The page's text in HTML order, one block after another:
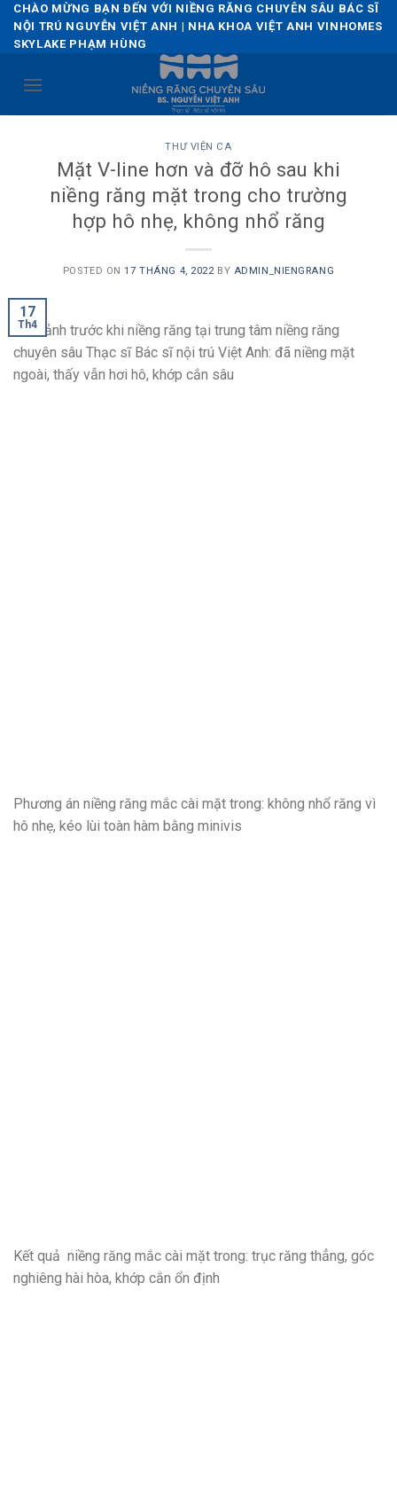
Skip
content
CHÀO MỪNG BẠN ĐẾN VỚI NIỀNG RĂNG CHUYÊN SÂU BÁC SĨ
NỘI TRÚ NGUYỄN VIỆT ANH | NHA KHOA VIỆT ANH VINHOMES
SKYLAKE PHẠM HÙNG
THƯ VIỆN CA
Mặt V-line hơn và đỡ hô sau khi
niềng răng mặt trong cho trường
hợp hô nhẹ, không nhổ răng
POSTED ON17 THÁNG 4, 2022 BY ADMIN_NIENGRANG
17
Th4
Hình ảnh trước khi niềng răng tại trung tâm niềng răng
chuyên sâu Thạc sĩ Bác sĩ nội trú Việt Anh: đã niềng mặt
ngoài, thấy vẫn hơi hô, khớp cắn sâu
Phương án niềng răng mắc cài mặt trong: không nhổ răng vì
hô nhẹ, kéo lùi toàn hàm bằng minivis
Kết quả niềng răng mắc cài mặt trong: trục răng thẳng, góc
nghiêng hài hòa, khớp cắn ổn định